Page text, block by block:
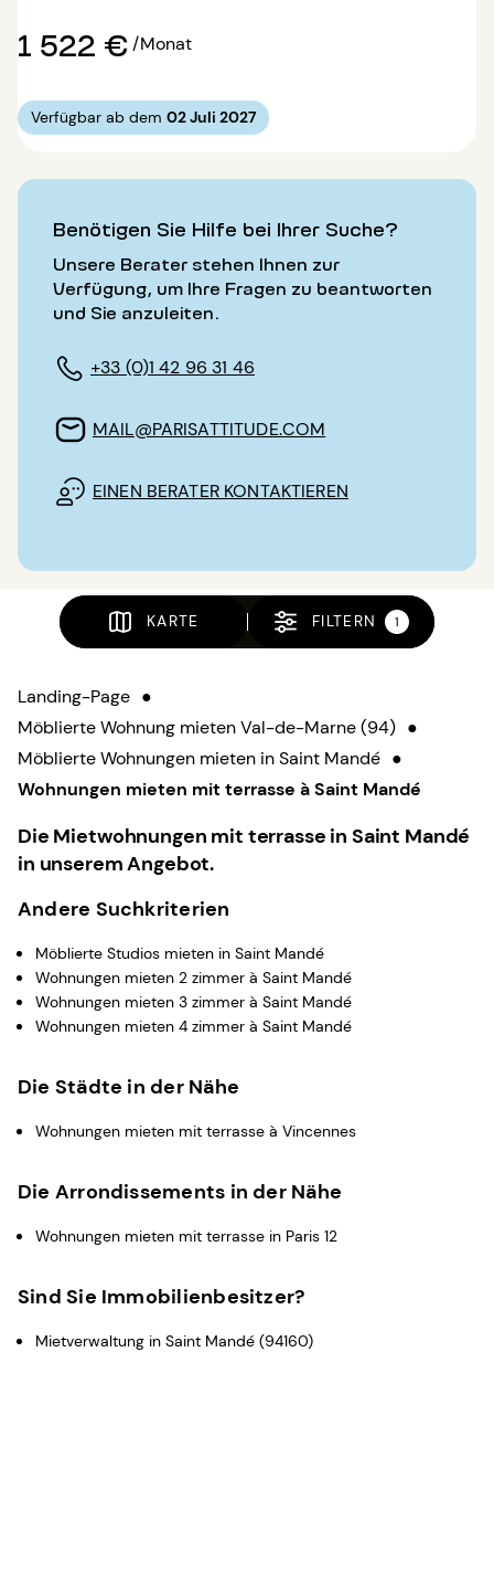
1 522 €/Monat
Verfügbar ab dem 02 Juli 2027
Benötigen Sie Hilfe bei Ihrer Suche?
Unsere Berater stehen Ihnen zur
Verfügung, um Ihre Fragen zu beantworten
und Sie anzuleiten.
+33 (0)1 42 96 31 46
MAIL@PARISATTITUDE.COM
EINEN BERATER KONTAKTIEREN
KARTE FILTERN 1
Landing-Page ●
Möblierte Wohnung mieten Val-de-Marne (94) ●
Möblierte Wohnungen mieten in Saint Mandé ●
Wohnungen mieten mit terrasse à Saint Mandé
Die Mietwohnungen mit terrasse in Saint Mandé
in unserem Angebot.
Andere Suchkriterien
Möblierte Studios mieten in Saint Mandé
Wohnungen mieten 2 zimmer à Saint Mandé
Wohnungen mieten 3 zimmer à Saint Mandé
Wohnungen mieten 4 zimmer à Saint Mandé
Die Städte in der Nähe
Wohnungen mieten mit terrasse à Vincennes
Die Arrondissements in der Nähe
Wohnungen mieten mit terrasse in Paris 12
Sind Sie Immobilienbesitzer?
Mietverwaltung in Saint Mandé (94160)